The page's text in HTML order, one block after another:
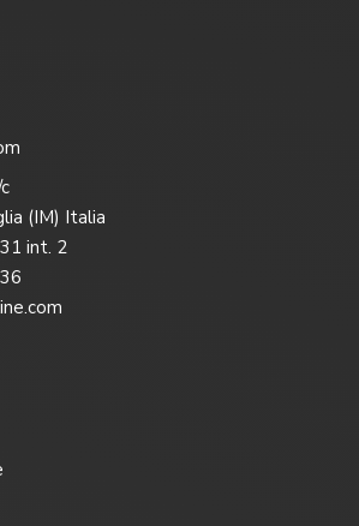
(IM) Italia
int. 2